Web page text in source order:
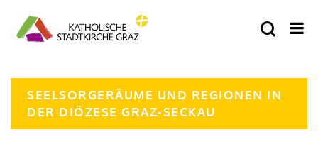
SEELSORGERÄUME UND REGIONEN IN
DER DIÖZESE GRAZ-SECKAU